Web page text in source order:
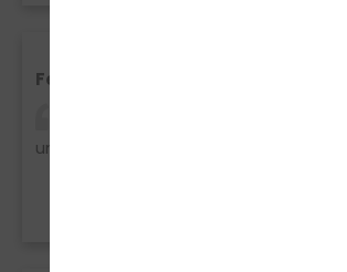
Feedback
Die Fahrschule kann ich weiter
und Nicole haben mir super geholfen
Ali